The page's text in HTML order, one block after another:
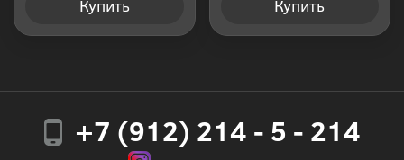
Купить Купить
+7 (912) 214 - 5 - 214